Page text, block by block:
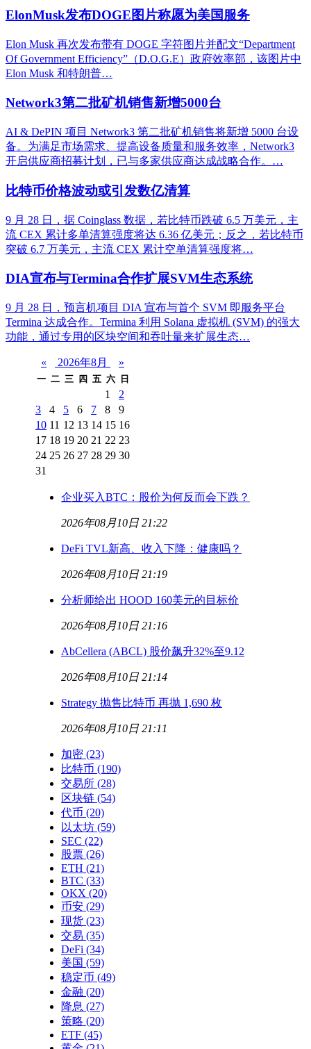
ElonMusk发布DOGE图片称愿为美国服务
Elon Musk 再次发布带有 DOGE 字符图片并配文“Department
Of Government Efficiency”（D.O.G.E）政府效率部，该图片中
Elon Musk 和特朗普…
Network3第二批矿机销售新增5000台
AI & DePIN 项目 Network3 第二批矿机销售将新增 5000 台设
备。为满足市场需求、提高设备质量和服务效率，Network3
开启供应商招募计划，已与多家供应商达成战略合作。…
比特币价格波动或引发数亿清算
9 月 28 日，据 Coinglass 数据，若比特币跌破 6.5 万美元，主
流 CEX 累计多单清算强度将达 6.36 亿美元；反之，若比特币
突破 6.7 万美元，主流 CEX 累计空单清算强度将…
DIA宣布与Termina合作扩展SVM生态系统
9 月 28 日，预言机项目 DIA 宣布与首个 SVM 即服务平台
Termina 达成合作。Termina 利用 Solana 虚拟机 (SVM) 的强大
功能，通过专用的区块空间和吞吐量来扩展生态…
« 2026年8月 »
一 二 三 四 五 六 日
1
2
3
4 5 6 7 8
9
10 11 12 13 14 15 16
17 18 19 20 21 22 23
24 25 26 27 28 29 30
31
企业买入BTC：股价为何反而会下跌？
2026年08月10日 21:22
DeFi TVL新高、收入下降：健康吗？
2026年08月10日 21:19
分析师给出 HOOD 160美元的目标价
2026年08月10日 21:16
AbCellera (ABCL) 股价飙升32%至9.12
2026年08月10日 21:14
Strategy 抛售比特币 再抛 1,690 枚
2026年08月10日 21:11
加密 (23)
比特币 (190)
交易所 (28)
区块链 (54)
代币 (20)
以太坊 (59)
SEC (22)
股票 (26)
ETH (21)
BTC (33)
OKX (20)
币安 (29)
现货 (23)
交易 (35)
DeFi (34)
美国 (59)
稳定币 (49)
金融 (20)
降息 (27)
策略 (20)
ETF (45)